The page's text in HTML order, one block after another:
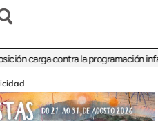
contra la programación infantil